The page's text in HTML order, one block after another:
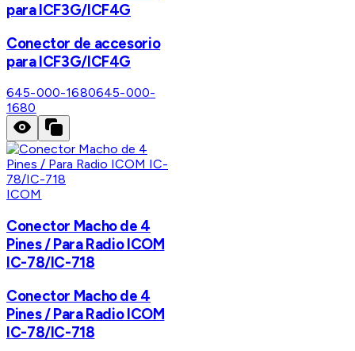
para ICF3G/ICF4G
Conector de accesorio
para ICF3G/ICF4G
645-000-1680645-000-
1680
ICOM
Conector Macho de 4
Pines / Para Radio ICOM
IC-78/IC-718
Conector Macho de 4
Pines / Para Radio ICOM
IC-78/IC-718